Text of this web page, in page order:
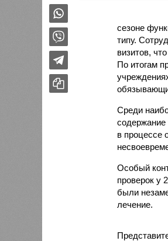
сезоне
типу.
визитов,
По итогам
Среди
содержание
в процессе
Особый
проверок у
были
лечение.